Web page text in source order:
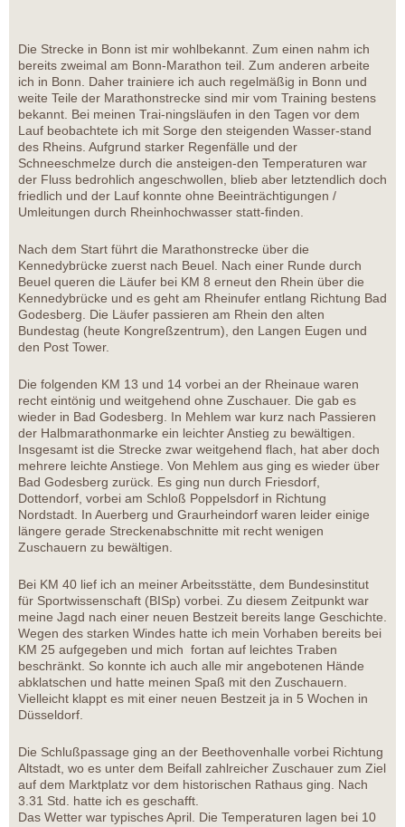
Die Strecke in Bonn ist mir wohlbekannt. Zum einen nahm ich
bereits zweimal am Bonn-Marathon teil. Zum anderen arbeite
ich in Bonn. Daher trainiere ich auch regelmäßig in Bonn und
weite Teile der Marathonstrecke sind mir vom Training bestens
bekannt. Bei meinen Trai-ningsläufen in den Tagen vor dem
Lauf beobachtete ich mit Sorge den steigenden Wasser-stand
des Rheins. Aufgrund starker Regenfälle und der
Schneeschmelze durch die ansteigen-den Temperaturen war
der Fluss bedrohlich angeschwollen, blieb aber letztendlich doch
friedlich und der Lauf konnte ohne Beeinträchtigungen /
Umleitungen durch Rheinhochwasser statt-finden.
Nach dem Start führt die Marathonstrecke über die
Kennedybrücke zuerst nach Beuel. Nach einer Runde durch
Beuel queren die Läufer bei KM 8 erneut den Rhein über die
Kennedybrücke und es geht am Rheinufer entlang Richtung Bad
Godesberg. Die Läufer passieren am Rhein den alten
Bundestag (heute Kongreßzentrum), den Langen Eugen und
den Post Tower.
Die folgenden KM 13 und 14 vorbei an der Rheinaue waren
recht eintönig und weitgehend ohne Zuschauer. Die gab es
wieder in Bad Godesberg. In Mehlem war kurz nach Passieren
der Halbmarathonmarke ein leichter Anstieg zu bewältigen.
Insgesamt ist die Strecke zwar weitgehend flach, hat aber doch
mehrere leichte Anstiege. Von Mehlem aus ging es wieder über
Bad Godesberg zurück. Es ging nun durch Friesdorf,
Dottendorf, vorbei am Schloß Poppelsdorf in Richtung
Nordstadt. In Auerberg und Graurheindorf waren leider einige
längere gerade Streckenabschnitte mit recht wenigen
Zuschauern zu bewältigen.
Bei KM 40 lief ich an meiner Arbeitsstätte, dem Bundesinstitut
für Sportwissenschaft (BISp) vorbei. Zu diesem Zeitpunkt war
meine Jagd nach einer neuen Bestzeit bereits lange Geschichte.
Wegen des starken Windes hatte ich mein Vorhaben bereits bei
KM 25 aufgegeben und mich fortan auf leichtes Traben
beschränkt. So konnte ich auch alle mir angebotenen Hände
abklatschen und hatte meinen Spaß mit den Zuschauern.
Vielleicht klappt es mit einer neuen Bestzeit ja in 5 Wochen in
Düsseldorf.
Die Schlußpassage ging an der Beethovenhalle vorbei Richtung
Altstadt, wo es unter dem Beifall zahlreicher Zuschauer zum Ziel
auf dem Marktplatz vor dem historischen Rathaus ging. Nach
3.31 Std. hatte ich es geschafft.
Das Wetter war typisches April. Die Temperaturen lagen bei 10